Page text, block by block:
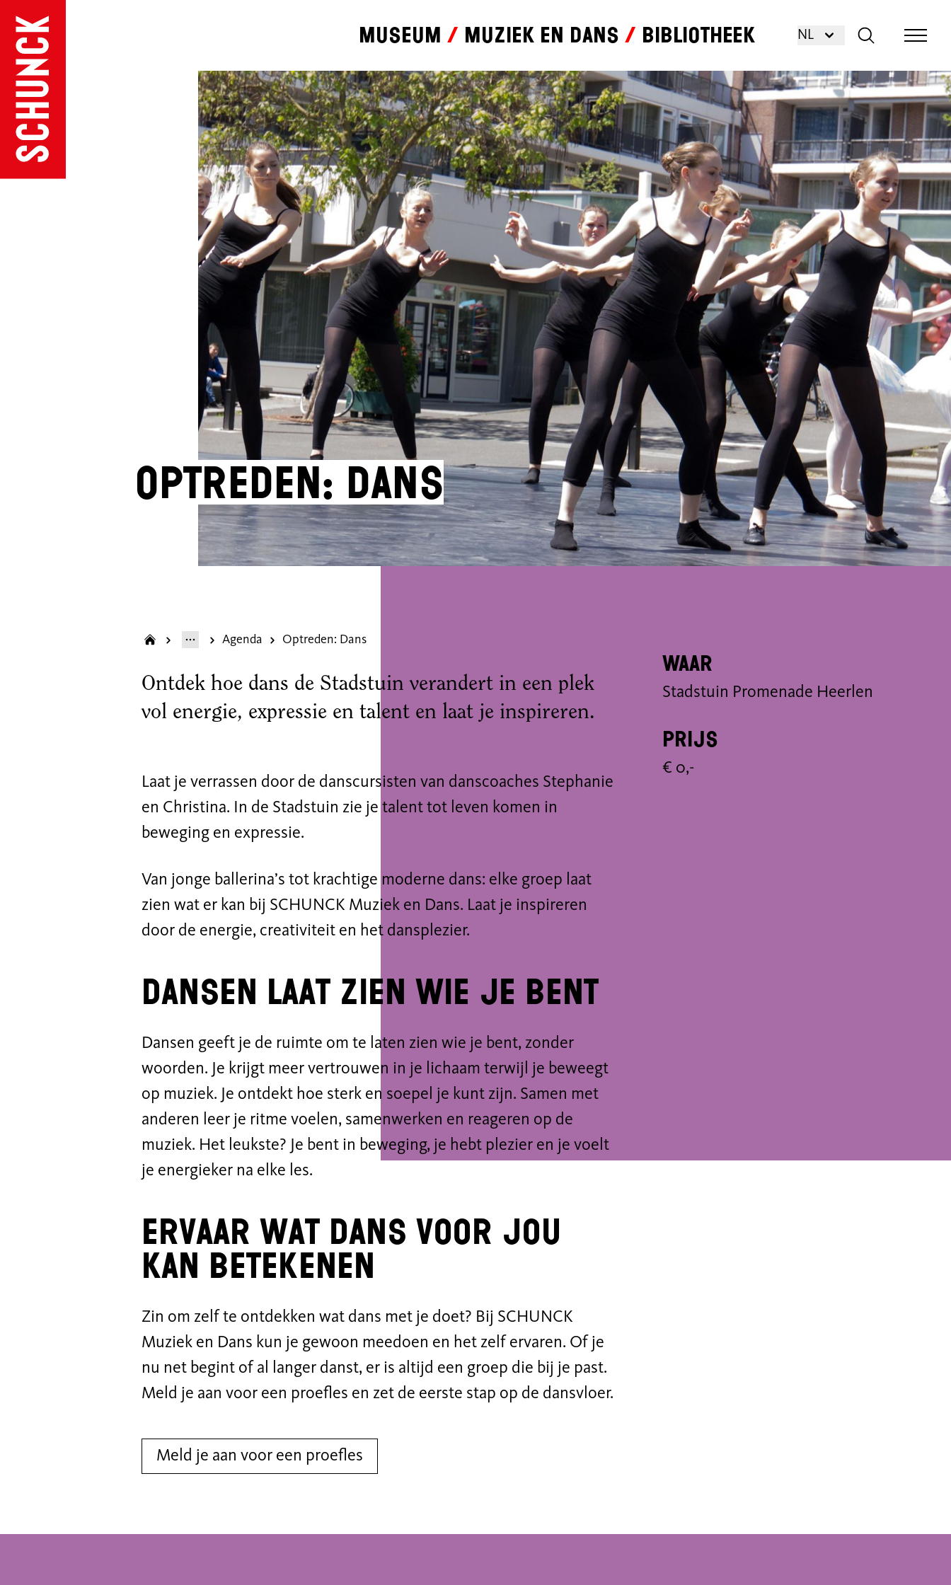
Museum Muziek en dans Bibliotheek NL
Optreden: Dans
Agenda Optreden: Dans
Ontdek hoe dans de Stadstuin verandert in een plek
vol energie, expressie en talent en laat je inspireren.
Laat je verrassen door de danscursisten van danscoaches Stephanie
en Christina. In de Stadstuin zie je talent tot leven komen in
beweging en expressie.
Van jonge ballerina’s tot krachtige moderne dans: elke groep laat
zien wat er kan bij SCHUNCK Muziek en Dans. Laat je inspireren
door de energie, creativiteit en het dansplezier.
Dansen laat zien wie je bent
Dansen geeft je de ruimte om te laten zien wie je bent, zonder
woorden. Je krijgt meer vertrouwen in je lichaam terwijl je beweegt
op muziek. Je ontdekt hoe sterk en soepel je kunt zijn. Samen met
anderen leer je ritme voelen, samenwerken en reageren op de
muziek. Het leukste? Je bent in beweging, je hebt plezier en je voelt
je energieker na elke les.
Ervaar wat dans voor jou
kan betekenen
Zin om zelf te ontdekken wat dans met je doet? Bij SCHUNCK
Muziek en Dans kun je gewoon meedoen en het zelf ervaren. Of je
nu net begint of al langer danst, er is altijd een groep die bij je past.
Meld je aan voor een proefles en zet de eerste stap op de dansvloer.
Meld je aan voor een proefles
Waar
Stadstuin Promenade Heerlen
Prijs
€ 0,-